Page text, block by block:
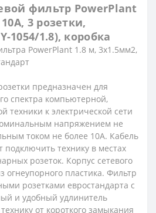
фильтр PowerPlant
3 розетки,
1054/1.8), коробка
PowerPlant 1.8 м, 3x1.5мм2,
предназначен для
спектра компьютерной,
техники к электрической сети
напряжением не
током не более 10А. Кабель
подключить технику в местах
розеток. Корпус сетевого
огнеупорного пластика. Фильтр
розетками евростандарта с
и удобный удлинитель
от короткого замыкания